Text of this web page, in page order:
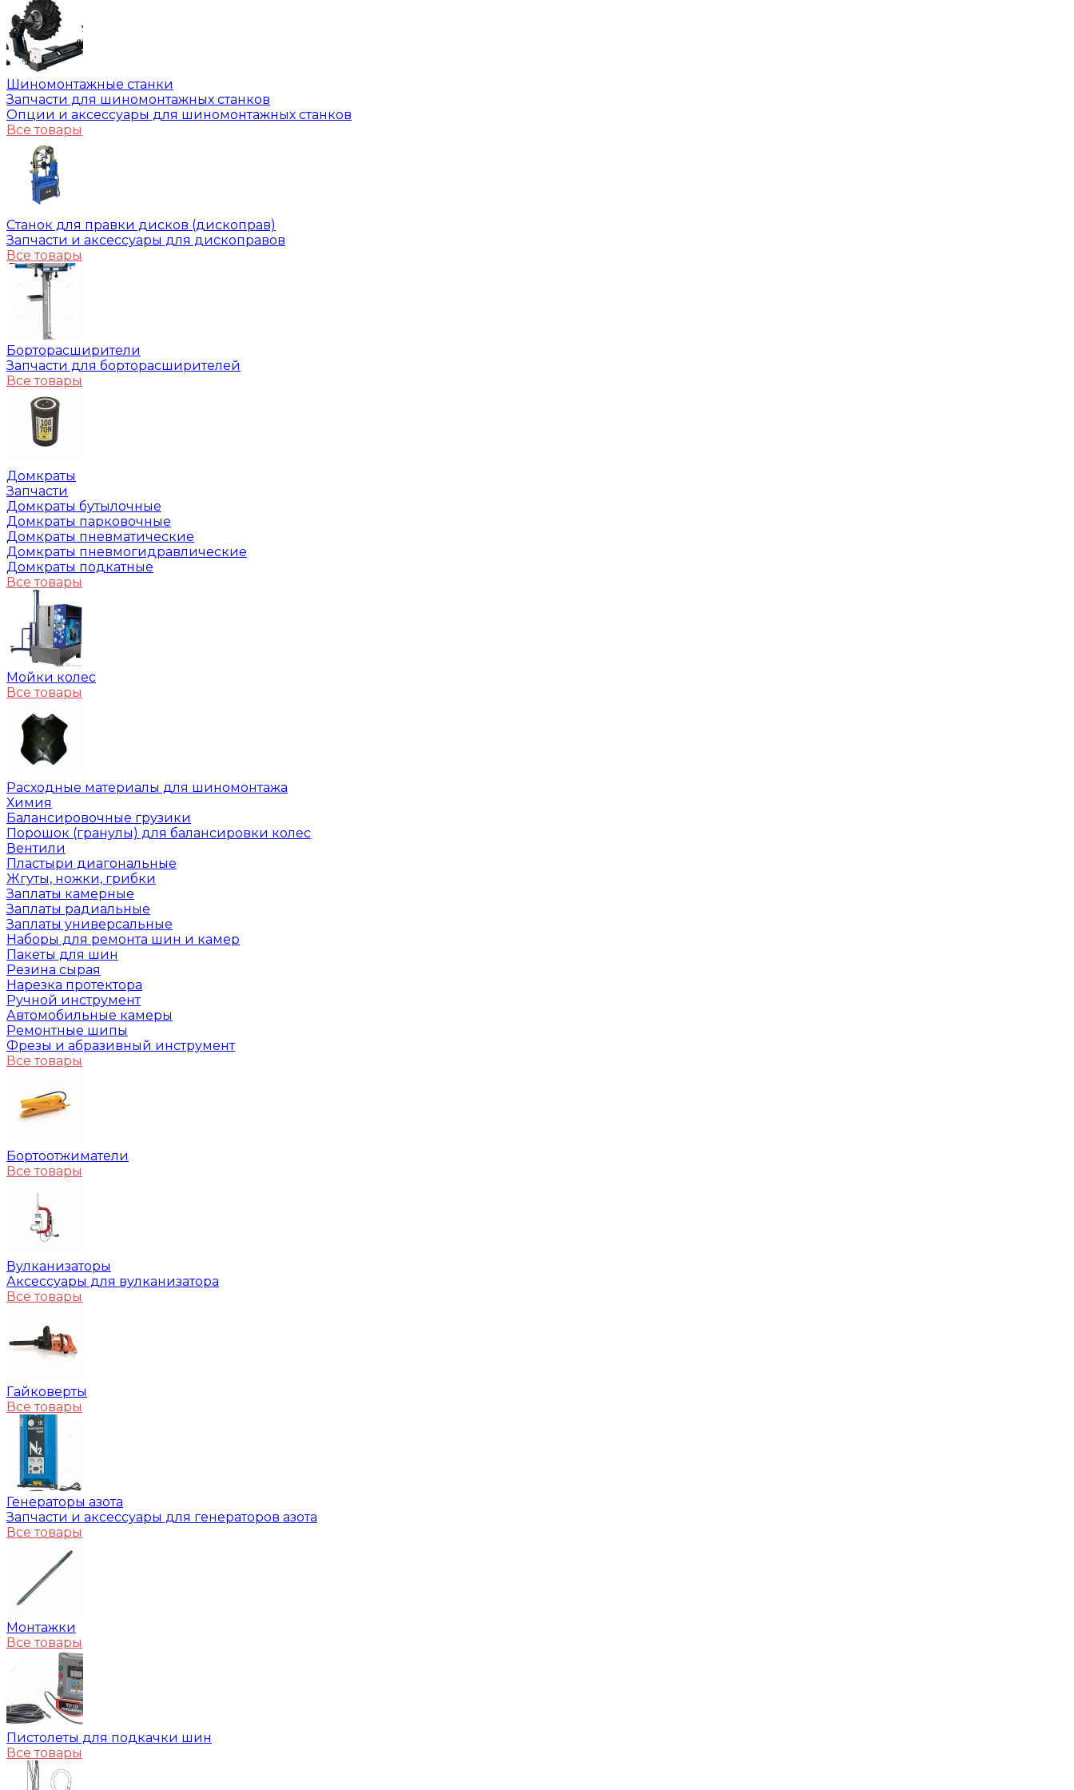
Шиномонтажные станки
Запчасти для шиномонтажных станков
Опции и аксессуары для шиномонтажных станков
Все товары
Станок для правки дисков (дископрав)
Запчасти и аксессуары для дископравов
Все товары
Борторасширители
Запчасти для борторасширителей
Все товары
Домкраты
Запчасти
Домкраты бутылочные
Домкраты парковочные
Домкраты пневматические
Домкраты пневмогидравлические
Домкраты подкатные
Все товары
Мойки колес
Все товары
Расходные материалы для шиномонтажа
Химия
Балансировочные грузики
Порошок (гранулы) для балансировки колес
Вентили
Пластыри диагональные
Жгуты, ножки, грибки
Заплаты камерные
Заплаты радиальные
Заплаты универсальные
Наборы для ремонта шин и камер
Пакеты для шин
Резина сырая
Нарезка протектора
Ручной инструмент
Автомобильные камеры
Ремонтные шипы
Фрезы и абразивный инструмент
Все товары
Бортоотжиматели
Все товары
Вулканизаторы
Аксессуары для вулканизатора
Все товары
Гайковерты
Все товары
Генераторы азота
Запчасти и аксессуары для генераторов азота
Все товары
Монтажки
Все товары
Пистолеты для подкачки шин
Все товары